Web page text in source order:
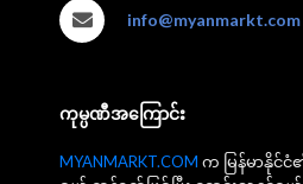
info@myanmarkt.com
ကုမ္ပဏီအကြောင်း
MYANMARKT.COM က မြန်မာနိုင်